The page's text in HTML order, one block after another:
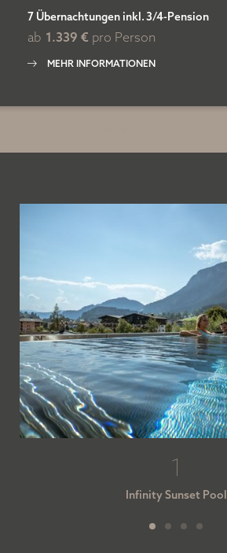
7 Übernachtungen inkl.3/4-Pension
ab 1.339 € pro Person
MEHR INFORMATIONEN
1
Infinity Sunset Pool